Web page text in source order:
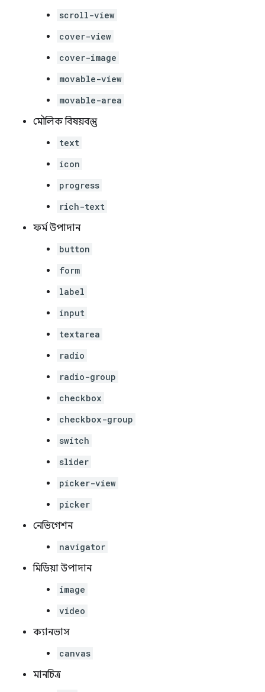
scroll-view
cover-view
cover-image
movable-view
movable-area
মৌলিক বিষয়বস্তু
text
icon
progress
rich-text
ফর্ম উপাদান
button
form
label
input
textarea
radio
radio-group
checkbox
checkbox-group
switch
slider
picker-view
picker
নেভিগেশন
navigator
মিডিয়া উপাদান
image
video
ক্যানভাস
canvas
মানচিত্র